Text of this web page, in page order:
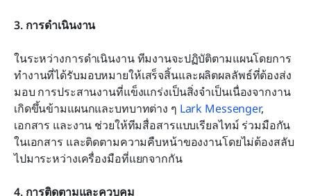
3. การดำเนินงาน
ในระหว่างการดำเนินงาน ทีมงานจะปฏิบัติตามแผนโดยการ
ทำงานที่ได้รับมอบหมายให้เสร็จสิ้นและผลิตผลลัพธ์ที่ต้องส่ง
มอบ การประสานงานที่แข็งแกร่งเป็นสิ่งจำเป็นเนื่องจากงาน
เกิดขึ้นข้ามแผนกและบทบาทต่าง ๆ Lark Messenger,
เอกสาร และงาน ช่วยให้ทีมสื่อสารแบบเรียลไทม์ ร่วมมือกัน
ในเอกสาร และติดตามความคืบหน้าของงานโดยไม่ต้องสลับ
ไปมาระหว่างเครื่องมือที่แยกจากกัน
4. การติดตามและควบคุม